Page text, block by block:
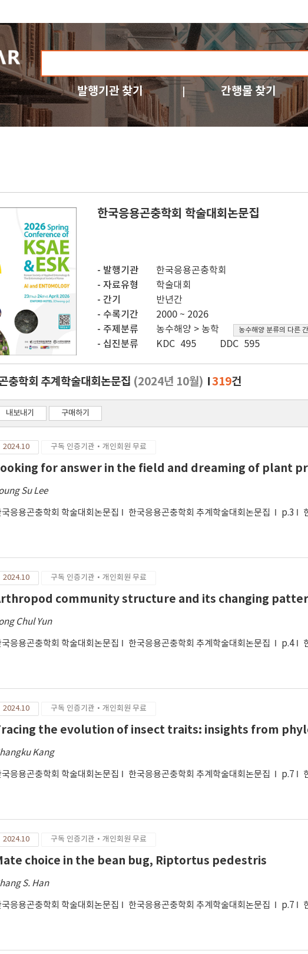
발행기관 찾기 간행물 찾기
한국응용곤충학회 학술대회논문집
발행기관
한국응용곤충학회
자료유형
학술대회
간기
반년간
수록기간
2000 ~ 2026
주제분류
농수해양 > 농학 농수해양 분류의 다른
십진분류 KDC 495 DDC 595
충학회 추계학술대회논문집 (2024년 10월) 319건
내보내기 구매하기
2024.10 구독 인증기관·개인회원 무료
for answer in the field and dreaming of plant
Su Lee
국응용곤충학회 학술대회논문집 한국응용곤충학회 추계학술대회논문집 p.3
2024.10 구독 인증기관·개인회원 무료
community structure and its changing
Chul Yun
국응용곤충학회 학술대회논문집 한국응용곤충학회 추계학술대회논문집 p.4
2024.10 구독 인증기관·개인회원 무료
the evolution of insect traits: insights from
Kang
국응용곤충학회 학술대회논문집 한국응용곤충학회 추계학술대회논문집 p.7
2024.10 구독 인증기관·개인회원 무료
choice in the bean bug, Riptortus pedestris
S. Han
국응용곤충학회 학술대회논문집 한국응용곤충학회 추계학술대회논문집 p.7